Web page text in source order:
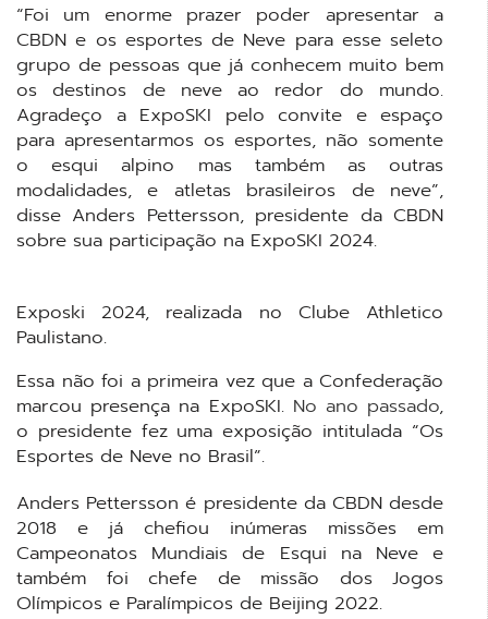
“Foi um enorme prazer poder apresentar a
CBDN e os esportes de Neve para esse seleto
grupo de pessoas que já conhecem muito bem
os destinos de neve ao redor do mundo.
Agradeço a ExpoSKI pelo convite e espaço
para apresentarmos os esportes, não somente
o esqui alpino mas também as outras
modalidades, e atletas brasileiros de neve”,
disse Anders Pettersson, presidente da CBDN
sobre sua participação na ExpoSKI 2024.
Exposki 2024, realizada no Clube Athletico
Paulistano.
Essa não foi a primeira vez que a Confederação
marcou presença na ExpoSKI. No ano passado,
o presidente fez uma exposição intitulada “Os
Esportes de Neve no Brasil”.
Anders Pettersson é presidente da CBDN desde
2018 e já chefiou inúmeras missões em
Campeonatos Mundiais de Esqui na Neve e
também foi chefe de missão dos Jogos
Olímpicos e Paralímpicos de Beijing 2022.